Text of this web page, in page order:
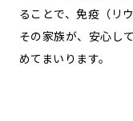
ることで、免疫（リ
その家族が、安心し
めてまいります。